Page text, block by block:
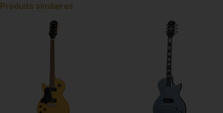
Produits similaires